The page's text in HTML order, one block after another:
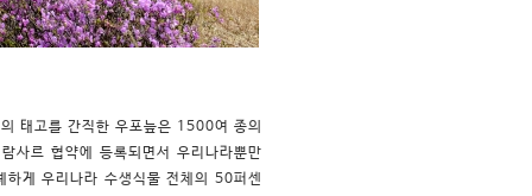
태고를 간직한 우포늪은 1500여 종의
사르 협약에 등록되면서 우리나라뿐만
게 우리나라 수생식물 전체의 50퍼센